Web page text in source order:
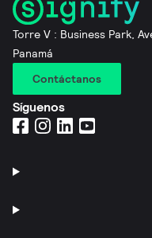
Torre V : Business Park,
Panamá
Contáctanos
Síguenos